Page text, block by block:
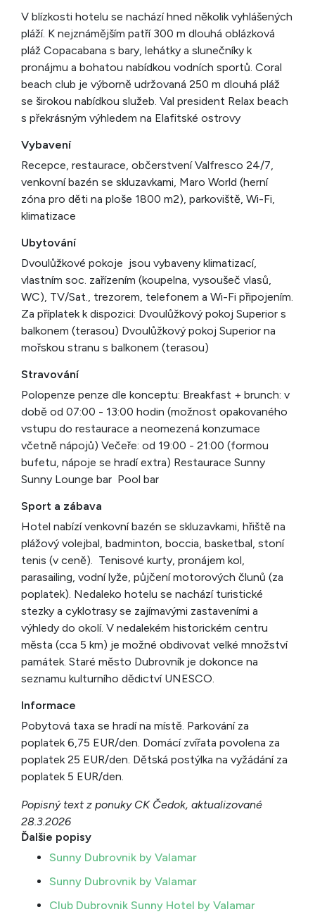
V blízkosti hotelu se nachází hned několik vyhlášených
pláží. K nejznámějším patří 300 m dlouhá oblázková
pláž Copacabana s bary, lehátky a slunečníky k
pronájmu a bohatou nabídkou vodních sportů. Coral
beach club je výborně udržovaná 250 m dlouhá pláž
se širokou nabídkou služeb. Val president Relax beach
s překrásným výhledem na Elafitské ostrovy
Vybavení
Recepce, restaurace, občerstvení Valfresco 24/7,
venkovní bazén se skluzavkami, Maro World (herní
zóna pro děti na ploše 1800 m2), parkoviště, Wi-Fi,
klimatizace
Ubytování
Dvoulůžkové pokoje jsou vybaveny klimatizací,
vlastním soc. zařízením (koupelna, vysoušeč vlasů,
WC), TV/Sat., trezorem, telefonem a Wi-Fi připojením.
Za příplatek k dispozici: Dvoulůžkový pokoj Superior s
balkonem (terasou) Dvoulůžkový pokoj Superior na
mořskou stranu s balkonem (terasou)
Stravování
Polopenze penze dle konceptu: Breakfast + brunch: v
době od 07:00 - 13:00 hodin (možnost opakovaného
vstupu do restaurace a neomezená konzumace
včetně nápojů) Večeře: od 19:00 - 21:00 (formou
bufetu, nápoje se hradí extra) Restaurace Sunny
Sunny Lounge bar Pool bar
Sport a zábava
Hotel nabízí venkovní bazén se skluzavkami, hřiště na
plážový volejbal, badminton, boccia, basketbal, stoní
tenis (v ceně). Tenisové kurty, pronájem kol,
parasailing, vodní lyže, půjčení motorových člunů (za
poplatek). Nedaleko hotelu se nachází turistické
stezky a cyklotrasy se zajímavými zastaveními a
výhledy do okolí. V nedalekém historickém centru
města (cca 5 km) je možné obdivovat velké množství
památek. Staré město Dubrovník je dokonce na
seznamu kulturního dědictví UNESCO.
Informace
Pobytová taxa se hradí na místě. Parkování za
poplatek 6,75 EUR/den. Domácí zvířata povolena za
poplatek 25 EUR/den. Dětská postýlka na vyžádání za
poplatek 5 EUR/den.
Popisný text z ponuky CK Čedok, aktualizované
28.3.2026
Ďalšie popisy
Sunny Dubrovnik by Valamar
Sunny Dubrovnik by Valamar
Club Dubrovnik Sunny Hotel by Valamar